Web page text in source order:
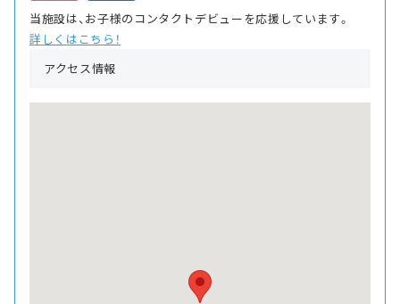
当施設は、お子様のコンタクトデビューを応援しています。
詳しくはこちら！
アクセス情報